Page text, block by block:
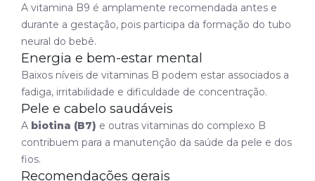
A vitamina B9 é amplamente recomendada antes e
durante a gestação, pois participa da formação do tubo
neural do bebê.
Energia e bem-estar mental
Baixos níveis de vitaminas B podem estar associados a
fadiga, irritabilidade e dificuldade de concentração.
Pele e cabelo saudáveis
A biotina (B7) e outras vitaminas do complexo B
contribuem para a manutenção da saúde da pele e dos
fios.
Recomendações gerais